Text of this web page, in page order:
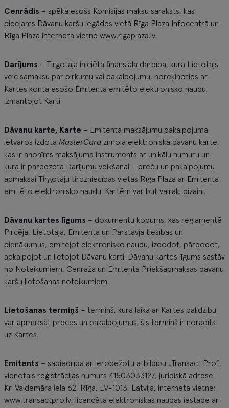
Cenrādis – spēkā esošs Komisijas maksu saraksts, kas
pieejams Dāvanu karšu iegādes vietā Rīga Plaza Infocentrā un
Rīga Plaza interneta vietnē www.rigaplaza.lv.
Darījums – Tirgotāja iniciēta finansiāla darbība, kurā Lietotājs
veic samaksu par pirkumu vai pakalpojumu, norēķinoties ar
Kartes kontā esošo Emitenta emitēto elektronisko naudu,
izmantojot Karti.
Dāvanu karte, Karte – Emitenta maksājumu pakalpojuma
ietvaros izdota MasterCard zīmola elektroniskā dāvanu karte,
kas ir anonīms maksājuma instruments ar unikālu numuru un
kura ir paredzēta Darījumu veikšanai – preču un pakalpojumu
apmaksai Tirgotāju tirdzniecības vietās Rīga Plaza ar Emitenta
emitēto elektronisko naudu. Kartēm var būt vairāki dizaini.
Dāvanu kartes līgums – dokumentu kopums, kas reglamentē
Pircēja, Lietotāja, Emitenta un Pārstāvja tiesības un
pienākumus, emitējot elektronisko naudu, izdodot, pārdodot,
apkalpojot un lietojot Dāvanu karti. Dāvanu kartes līgums sastāv
no Noteikumiem, Cenrāža un Emitenta Priekšapmaksas dāvanu
karšu lietošanas noteikumiem.
Lietošanas termiņš – termiņš, kura laikā ar Kartes palīdzību
var apmaksāt preces un pakalpojumus; šis termiņš ir norādīts
uz Kartes.
Emitents – sabiedrība ar ierobežotu atbildību „Transact Pro”,
vienotais reģistrācijas numurs 41503033127, juridiskā adrese:
Kr. Valdemāra iela 62, Rīga, LV-1013, Latvija, interneta vietne:
www.transactpro.lv, licencēta elektroniskās naudas iestāde ar